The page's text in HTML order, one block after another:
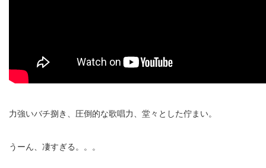
力強いバチ捌き、圧倒的な歌唱力、堂々とした佇まい。
うーん、凄すぎる。。。